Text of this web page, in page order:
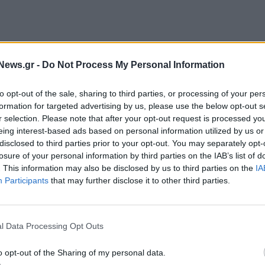
- Do Not Process My Personal Information
opt-out of the sale, sharing to third parties, or processing of your
for targeted advertising by us, please use the below opt-out
selection. Please note that after your opt-out request is processed
interest-based ads based on personal information utilized by us
to third parties prior to your opt-out. You may separately
of your personal information by third parties on the IAB’s list of
This information may also be disclosed by us to third parties on the
Participants that may further disclose it to other third parties.
Data Processing Opt Outs
opt-out of the Sharing of my personal data.
προσωρινά στο τμήμαΔημοτικό Θέατρο –
σηματοδότηση, σύμφωνα με ενημέρωση της
Πλακεντίας – Αεροδρόμιο.